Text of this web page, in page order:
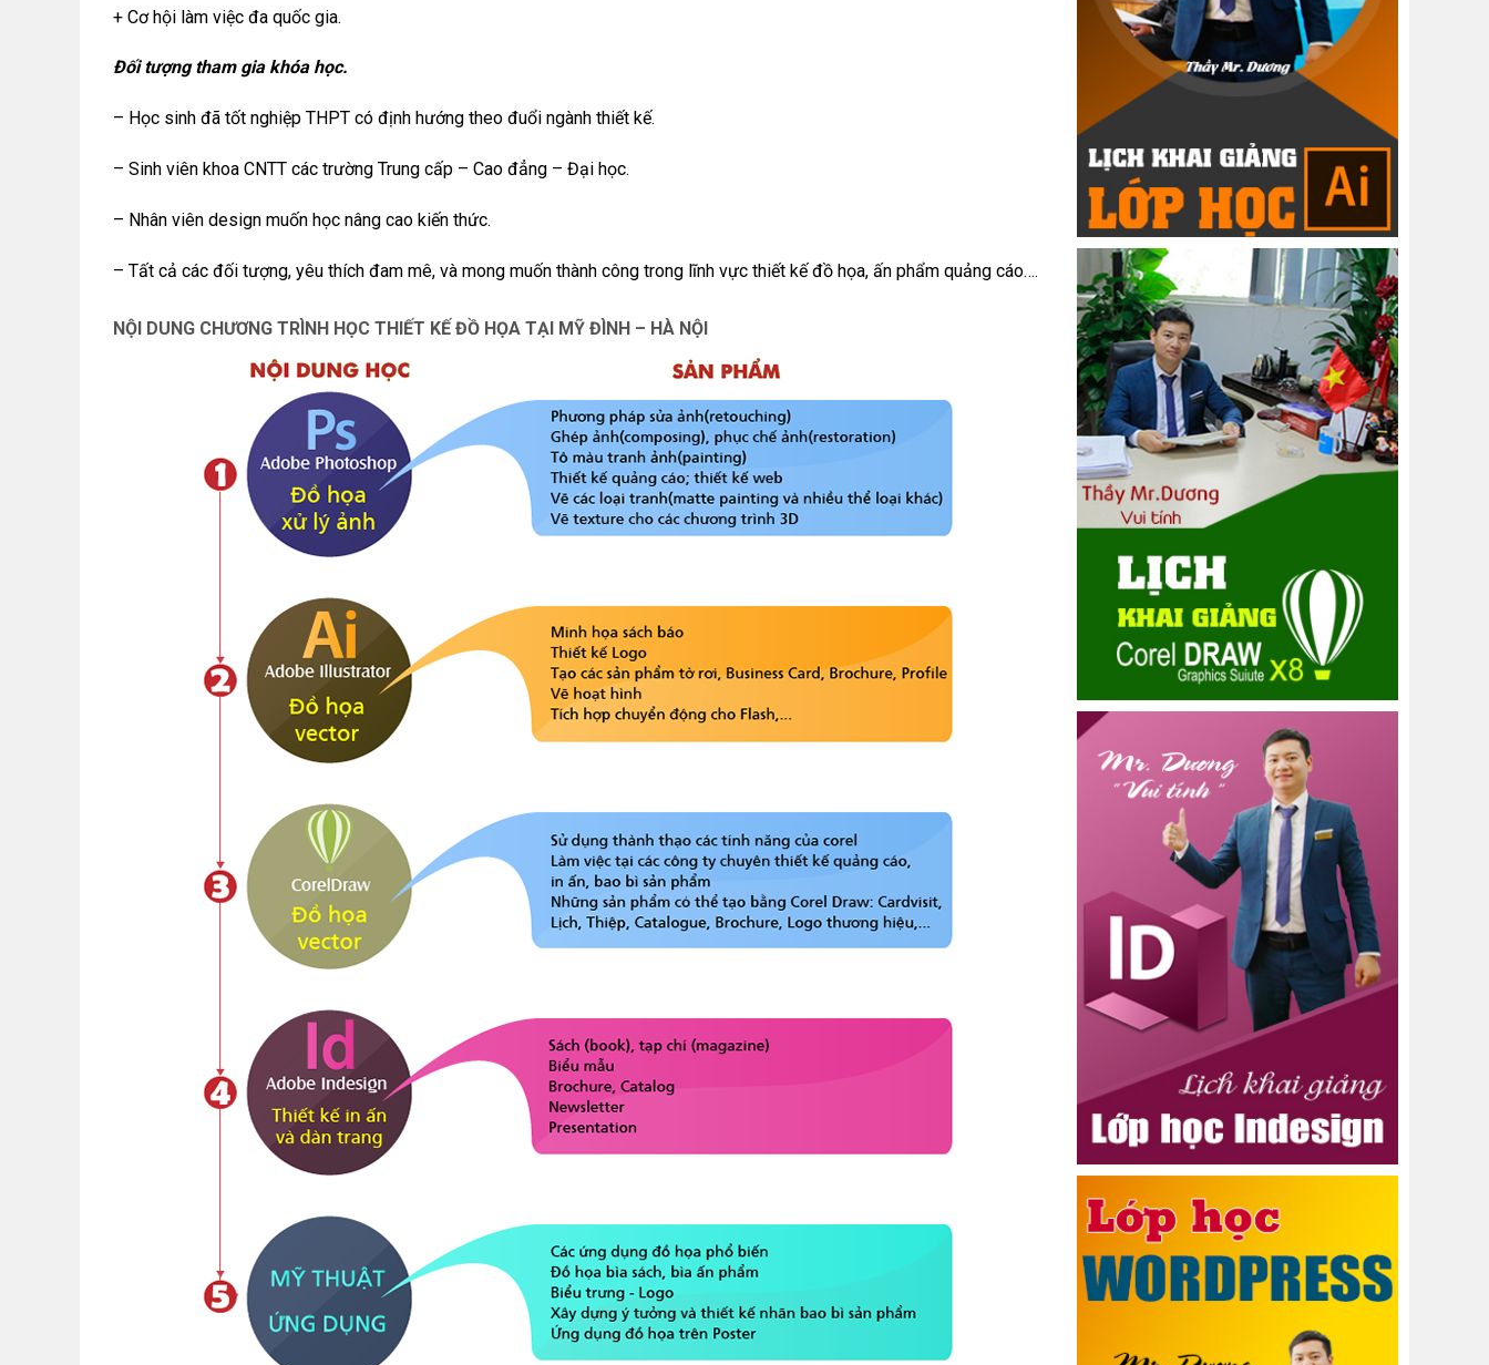
+ Cơ hội làm việc đa quốc gia.
Đối tượng tham gia khóa học.
– Học sinh đã tốt nghiệp THPT có định hướng theo đuổi ngành thiết kế.
– Sinh viên khoa CNTT các trường Trung cấp – Cao đẳng – Đại học.
– Nhân viên design muốn học nâng cao kiến thức.
– Tất cả các đối tượng, yêu thích đam mê, và mong muốn thành công trong lĩnh vực thiết kế đồ họa, ấn phẩm quảng cáo….
NỘI DUNG CHƯƠNG TRÌNH HỌC THIẾT KẾ ĐỒ HỌA TẠI MỸ ĐÌNH – HÀ NỘI